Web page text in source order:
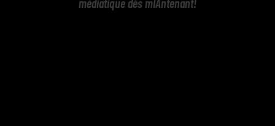
médiatique dès mIAntenant!